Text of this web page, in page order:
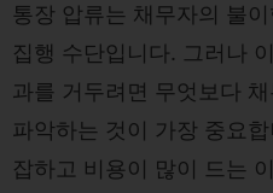
통장 압류는 채무자의 불
집행 수단입니다. 그러나
과를 거두려면 무엇보다
파악하는 것이 가장 중요
잡하고 비용이 많이 드는